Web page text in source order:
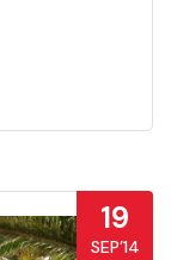
19
SEP’14